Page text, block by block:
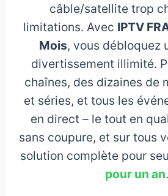
câble/satellite trop
limitations. Avec IPTV
Mois, vous débloquez
divertissement illimité.
chaînes, des dizaines de
et séries, et tous les
en direct – le tout en
sans coupure, et sur tous
solution complète pour
pour un an.